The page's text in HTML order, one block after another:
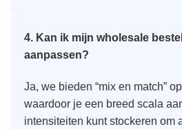
4. Kan ik mijn wholesale
aanpassen?
Ja, we bieden “mix en match”
waardoor je een breed scala
intensiteiten kunt stockeren om